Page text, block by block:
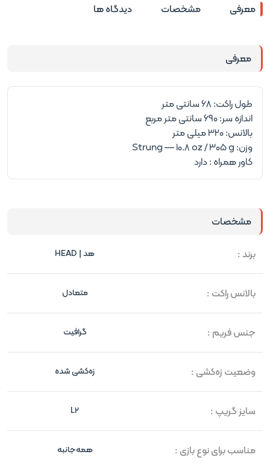
معرفی مشخصات دیدگاه ها
معرفی
طول راکت:68 سانتی متر
اندازه سر:690 سانتی متر مربع
بالانس:320 میلی متر
وزن:Strung — 10.8 oz / 305 g
کاور همراه :دارد
مشخصات
برند :
هد | HEAD
بالانس راکت : متعادل
جنس فریم : گرافیت
وضعیت زه‌کشی : زه‌کشی شده
سایز گریپ : L2
مناسب برای نوع بازی : همه‌جانبه